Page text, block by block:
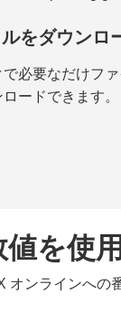
をダウンロ
必要なだけフ
ロードできます。
を使
オンラインへの